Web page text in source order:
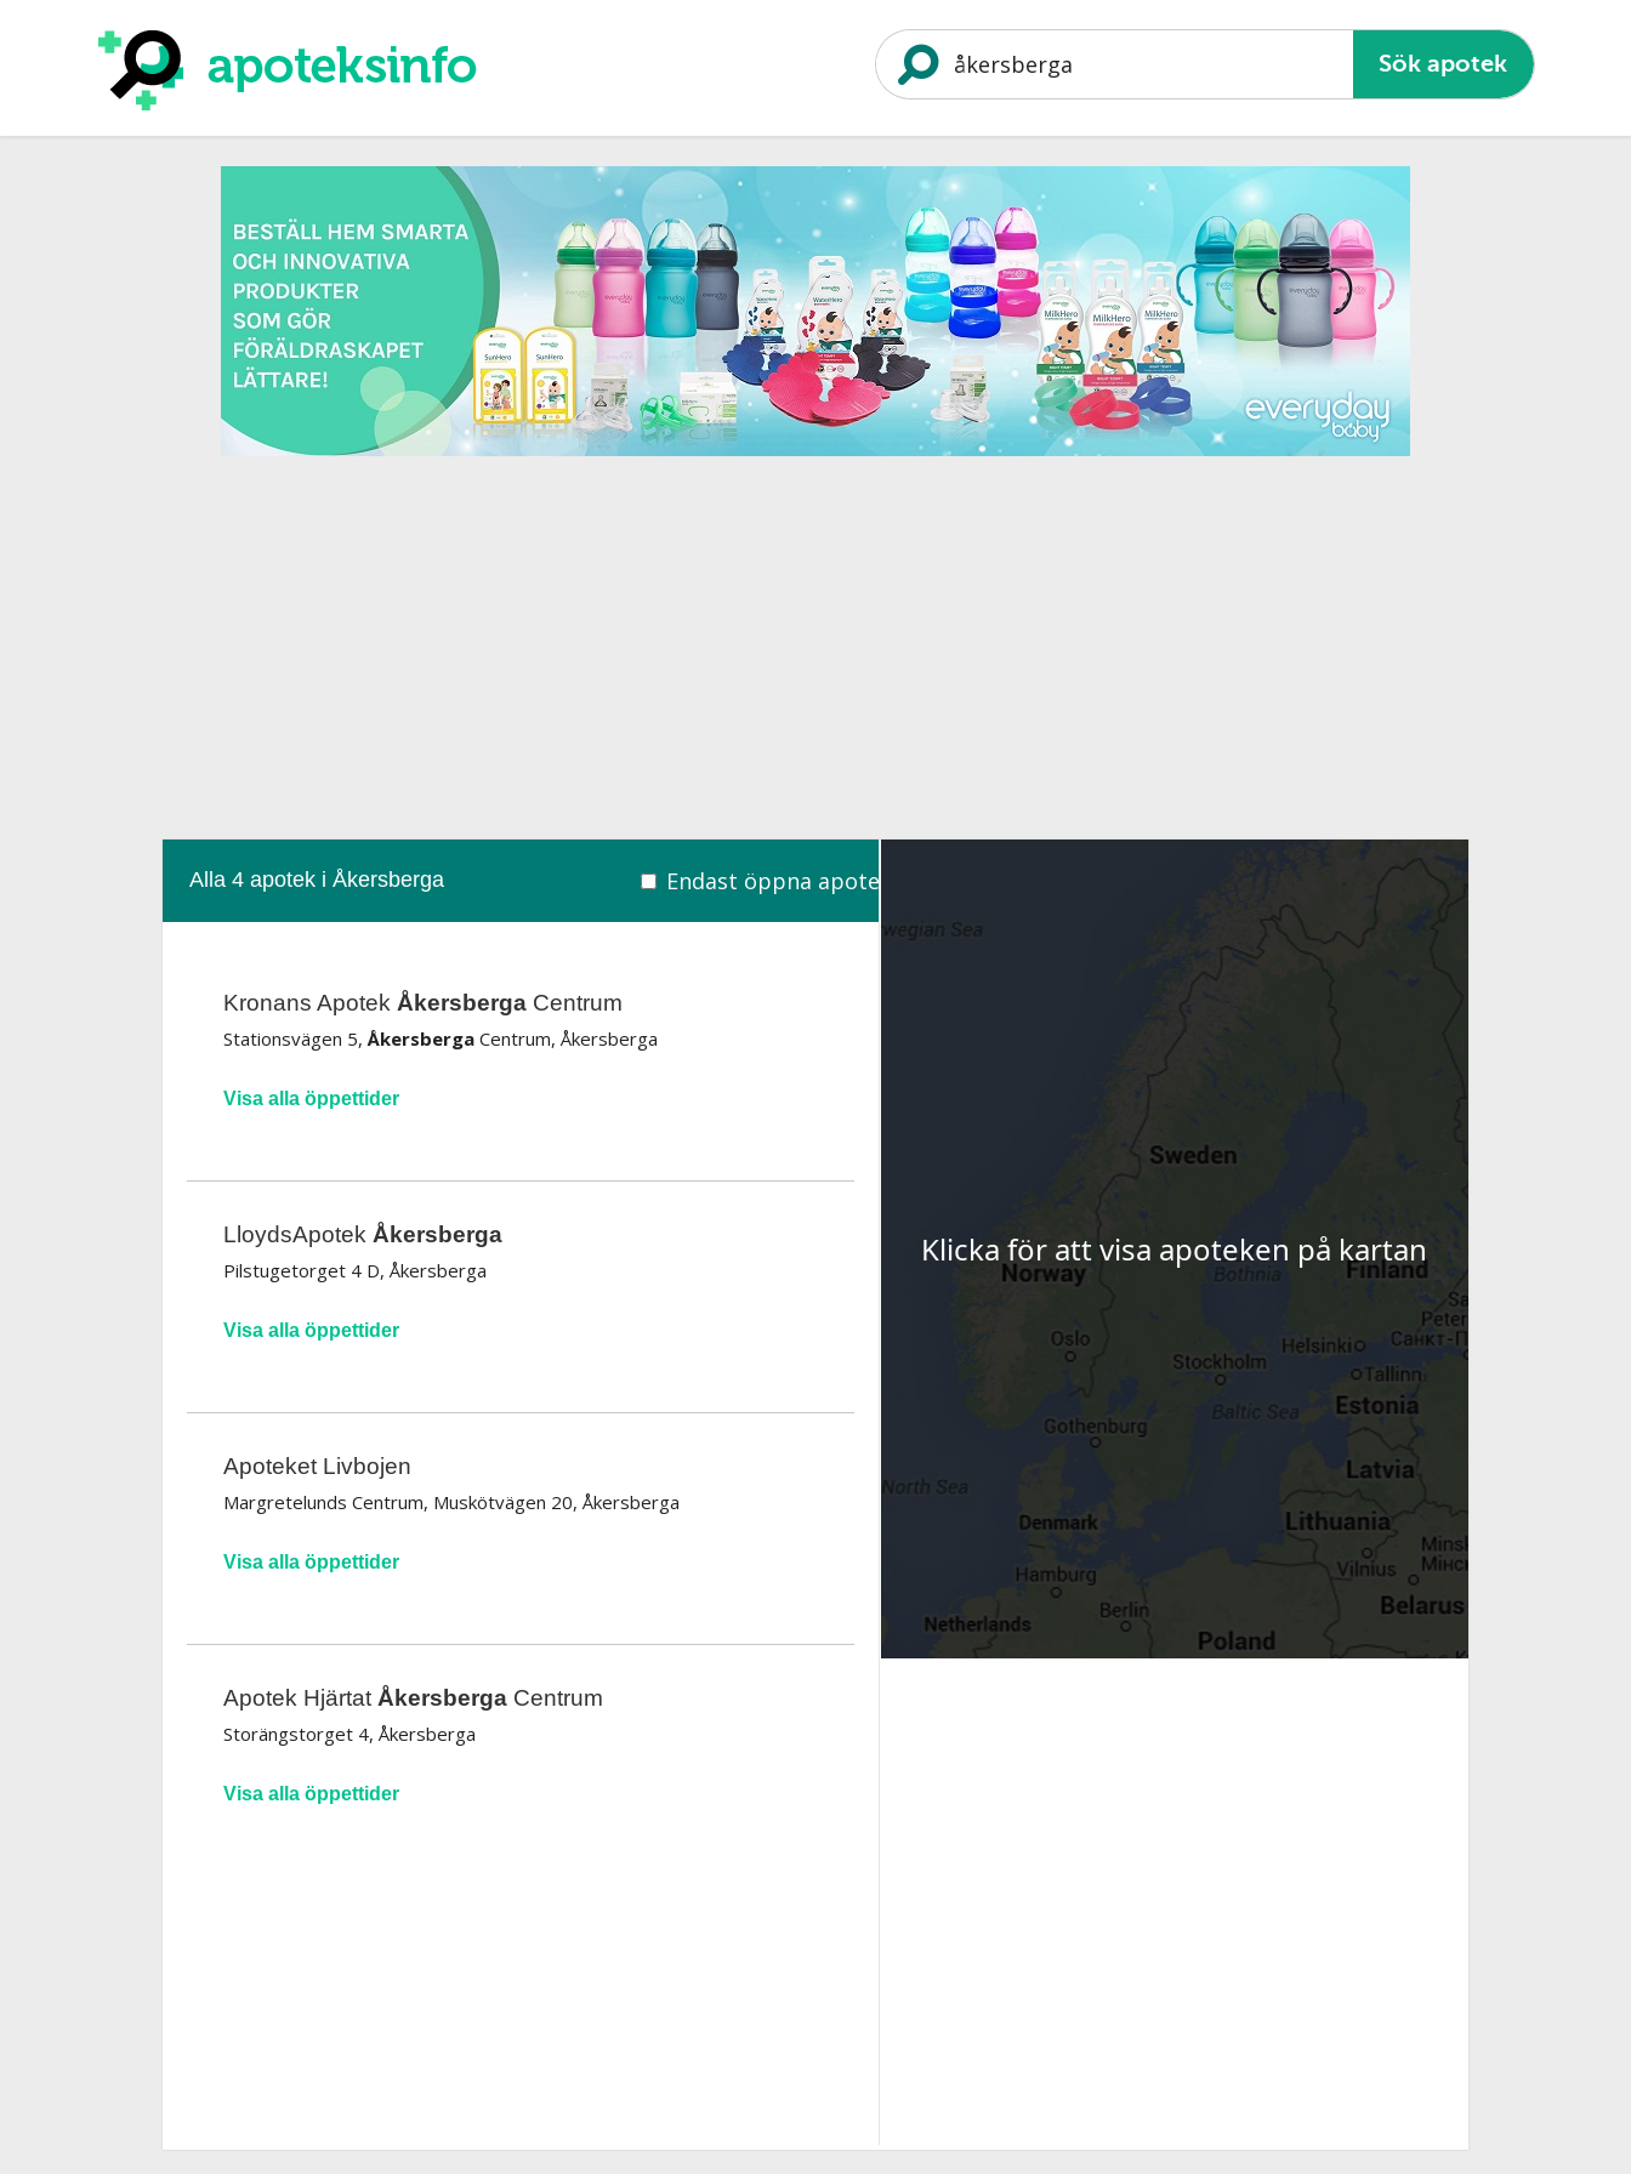
Sök apotek
Klicka för att visa apoteken på kartan
Alla 4 apotek i Åkersberga Endast öppna apotek
Kronans Apotek Åkersberga Centrum
Stationsvägen 5,Åkersberga Centrum, Åkersberga
Visa alla öppettider
LloydsApotek Åkersberga
Pilstugetorget 4 D, Åkersberga
Visa alla öppettider
Apoteket Livbojen
Margretelunds Centrum, Muskötvägen 20, Åkersberga
Visa alla öppettider
Apotek Hjärtat Åkersberga Centrum
Storängstorget 4, Åkersberga
Visa alla öppettider